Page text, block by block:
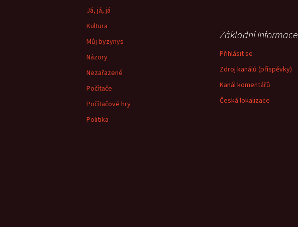
Já, já, já
Kultura
Můj byzynys
Názory
Nezařazené
Počítače
Počítačové hry
Politika
Základní informace
Přihlásit se
Zdroj kanálů (příspěvky)
Kanál komentářů
Česká lokalizace